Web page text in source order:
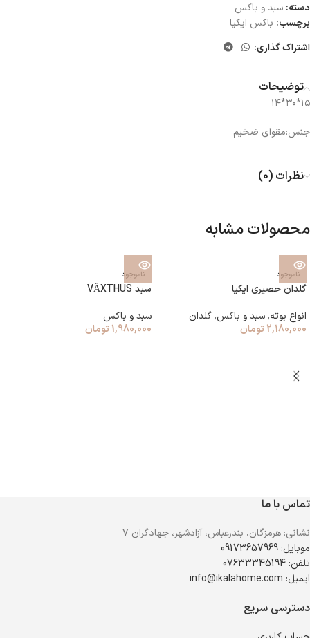
دسته: سبد و باکس
برچسب: باکس ایکیا
اشتراک گذاری:
توضیحات
۱۵*۳۰*۱۴
جنس:مقوای ضخیم
نظرات (0)
محصولات مشابه
ناموجود
گلدان حصیری ایکیا
انواع بوته,سبد و باکس,گلدان
2,180,000 تومان
ناموجود
سبد VÄXTHUS
سبد و باکس
1,980,000 تومان
تماس با ما
نشانی: هرمزگان، بندرعباس، آزادشهر، جهادگران ۷
موبایل: 09173657969
تلفن: 07633345194
ایمیل: info@ikalahome.com
دسترسی سریع